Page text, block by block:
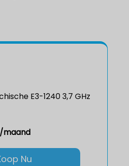
E3-1240 3,7 GHz
/maand
Nu